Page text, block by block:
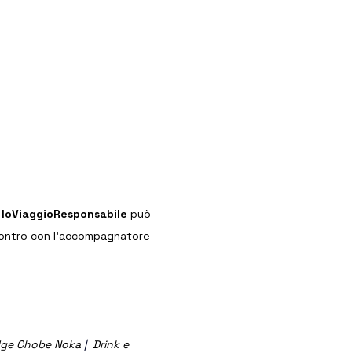
IoViaggioResponsabile può
con l’accompagnatore
Chobe Noka | Drink e